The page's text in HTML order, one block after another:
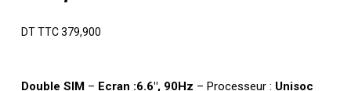
DT TTC379,900
Double SIM– Ecran :6.6″, 90Hz – Processeur : Unisoc